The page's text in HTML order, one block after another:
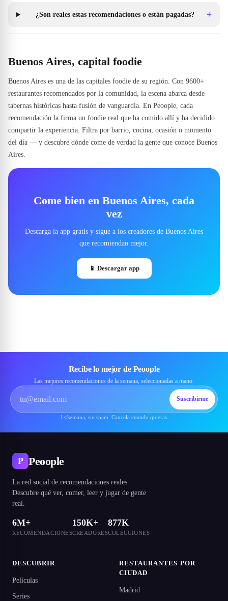
¿Son reales estas recomendaciones o están pagadas? +
Buenos Aires, capital foodie
Buenos Aires es una de las capitales foodie de su región. Con 9600+
restaurantes recomendados por la comunidad, la escena abarca desde
tabernas históricas hasta fusión de vanguardia. En Peoople, cada
recomendación la firma un foodie real que ha comido allí y ha decidido
compartir la experiencia. Filtra por barrio, cocina, ocasión o momento
del día — y descubre dónde come de verdad la gente que conoce Buenos
Aires.
Come bien en Buenos Aires, cada
vez
Descarga la app gratis y sigue a los creadores de Buenos Aires
que recomiendan mejor.
📱 Descargar app
Recibe lo mejor de Peoople
Las mejores recomendaciones de la semana, seleccionadas a mano.
Suscribirme
1×/semana, sin spam. Cancela cuando quieras.
P Peoople
La red social de recomendaciones reales.
Descubre qué ver, comer, leer y jugar de gente
real.
6M+
RECOMENDACIONES
150K+
CREADORES
877K
COLECCIONES
DESCUBRIR
Películas
Series
RESTAURANTES POR
CIUDAD
Madrid